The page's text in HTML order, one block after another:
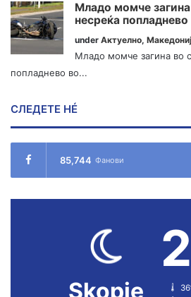
Младо момче загина
несреќа
under Актуелно,
Младо момче загина во
попладнево во...
СЛЕДЕТЕ НÉ
85,744 Фанови
Skopje